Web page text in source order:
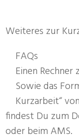
Weiteres zur
FAQs
Einen
Sowie das
Kurzarbeit“
findest Du zum
oder beim AMS.